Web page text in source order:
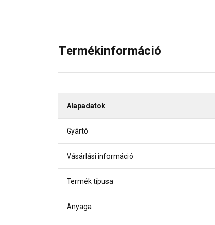
Termékinformáció
Alapadatok
Gyártó
Vásárlási információ
Termék típusa
Anyaga